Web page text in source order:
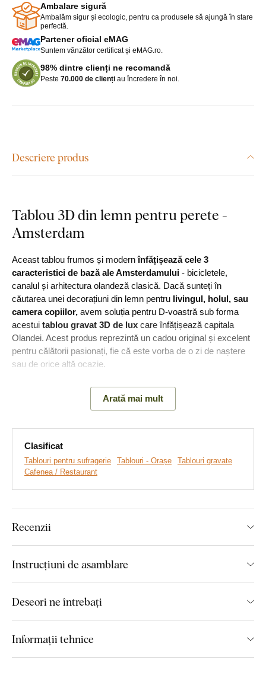
Ambalare sigură
Ambalăm sigur și ecologic, pentru ca produsele să ajungă în stare
perfectă.
Partener oficial eMAG
Suntem vânzător certificat și eMAG.ro.
98% dintre clienți ne recomandă
Peste 70.000 de clienți au încredere în noi.
Descriere produs
Tablou 3D din lemn pentru perete -
Amsterdam
Aceast tablou frumos și modernînfățișează cele 3
caracteristici de bază ale Amsterdamului - bicicletele,
canalul și arhitectura olandeză clasică. Dacă sunteți în
căutarea unei decorațiuni din lemn pentru livingul, holul, sau
camera copiilor, avem soluția pentru D-voastră sub forma
acestui tablou gravat 3D de lux care înfățișează capitala
Olandei. Acest produs reprezintă un cadou original și excelent
pentru călătorii pasionați, fie că este vorba de o zi de naștere
sau de orice altă ocazie.
cu ajutorul tehnologiei laser avansate. Datorită acestui proces,
vizibil cu ochiul liber și tangibil. Dați viață pereților goi cu o
operă de artă unică.
Principalele avantaje ale produsului:
Cadou excelent pentru cei care călătoresc
Excelent pentru living
Producție din lemn ecologic
Montajul îl poate face oricine:
Arată mai mult
Clasificat
Tablouri pentru sufragerie Tablouri - Orașe
Tablouri gravate
Cafenea / Restaurant
Recenzii
Instrucțiuni de asamblare
Deseori ne întrebați
Informații tehnice